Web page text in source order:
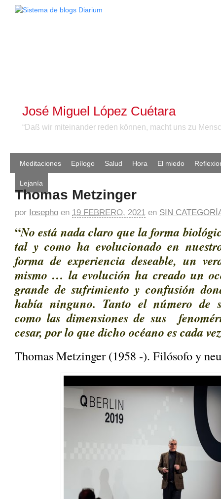
José Miguel López Cuétara
“Daß wir miteinander reden können, macht uns zu
Meditaciones Epílogo Salud Hora El miedo
Lejanía
Thomas Metzinger
por Iosepho en 19 FEBRERO, 2021 en SIN
“No está nada claro que la forma
tal y como ha evolucionado en
forma de experiencia deseable, un
mismo … la evolución ha creado un
grande de sufrimiento y confusión
había ninguno. Tanto el número de
como las dimensiones de sus
cesar, por lo que dicho océano es cada
Thomas Metzinger (1958 -). Filósofo y